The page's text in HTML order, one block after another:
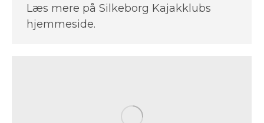
Læs mere på Silkeborg Kajakklubs
hjemmeside.